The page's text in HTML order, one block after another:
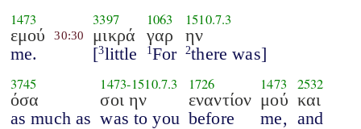
1473
εμού
me.
30:30
3397
μικρά
[3little
1063
γαρ
1 For
1510.7.3
ην
2there was]
3745
όσα
as much as
1473-1510.7.3
σοι ην
was to you
1726
εναντίον
before
1473
μού
me,
2532
και
and